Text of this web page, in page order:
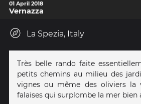
01 April 2018
Vernazza
La Spezia, Italy
Très belle rando faite
petits chemins au milieu des
vignes ou même des oliviers la
falaises qui surplombe la mer bien